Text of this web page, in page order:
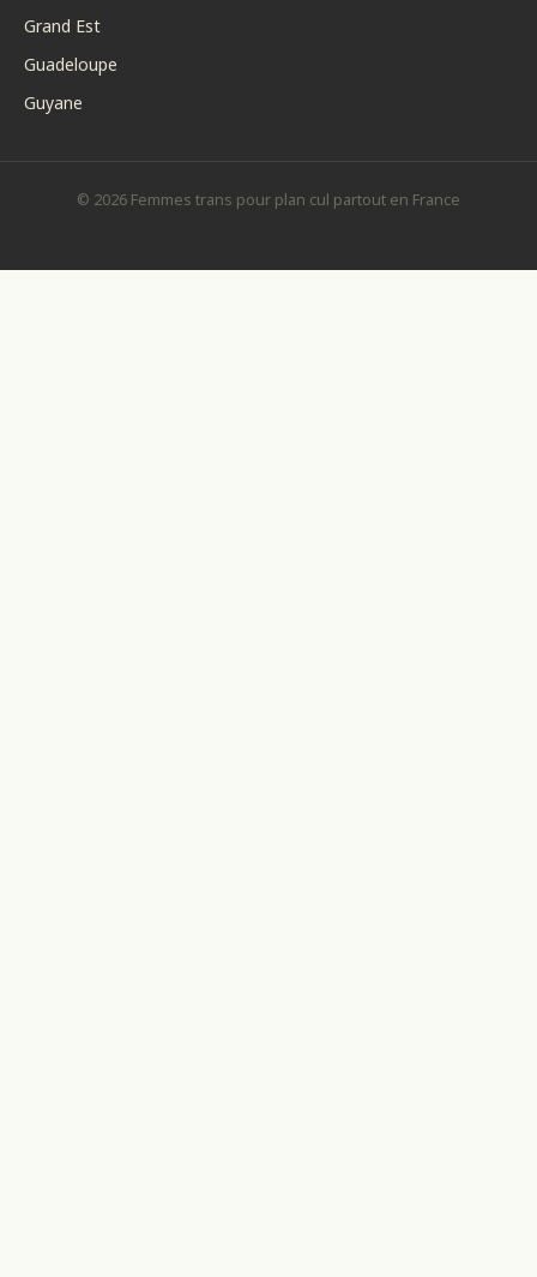
Grand Est
Guadeloupe
Guyane
© 2026 Femmes trans pour plan cul partout en France